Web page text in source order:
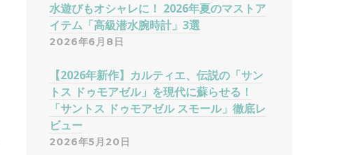
水遊びもオシャレに！ 2026年夏のマストア
イテム「高級潜水腕時計」3選
2026年6月8日
【2026年新作】カルティエ、伝説の「サン
トス ドゥモアゼル」を現代に蘇らせる！
「サントス ドゥモアゼル スモール」徹底レ
ビュー
2026年5月20日